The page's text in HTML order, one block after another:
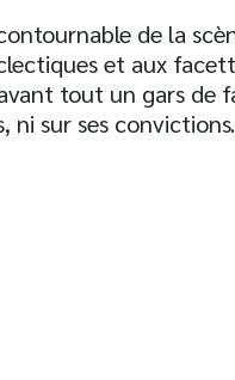
de la
et aux
tout un gars de
ni sur ses convictions.